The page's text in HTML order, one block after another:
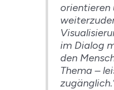
orientieren
im Dialog
den
Thema –